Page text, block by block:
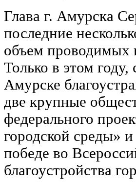
Глава г. Амурска
последние
объем проводимых
Только в этом
Амурске
две крупные
федерального
городской среды»
победе во
благоустройства